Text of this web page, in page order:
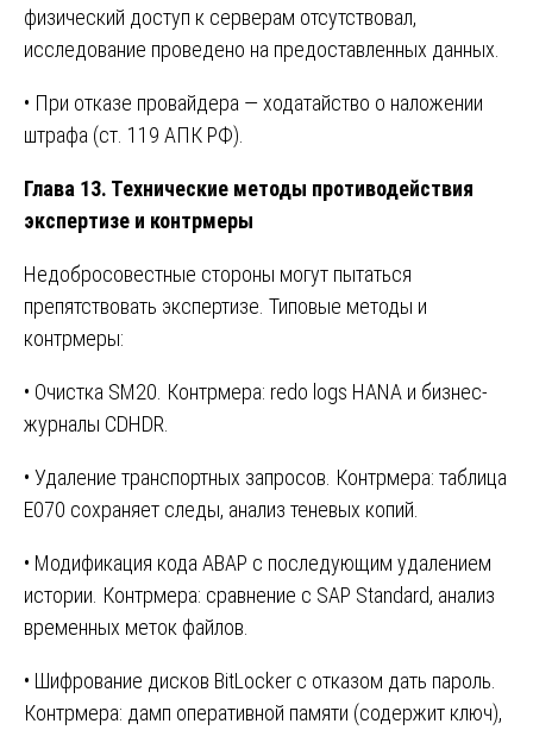
физический доступ к серверам отсутствовал,
исследование проведено на предоставленных данных.
• При отказе провайдера — ходатайство о наложении
штрафа (ст. 119 АПК РФ).
Глава 13. Технические методы противодействия
экспертизе и контрмеры
Недобросовестные стороны могут пытаться
препятствовать экспертизе. Типовые методы и
контрмеры:
• Очистка SM20. Контрмера: redo logs HANA и бизнес-
журналы CDHDR.
• Удаление транспортных запросов. Контрмера: таблица
E070 сохраняет следы, анализ теневых копий.
• Модификация кода ABAP с последующим удалением
истории. Контрмера: сравнение с SAP Standard, анализ
временных меток файлов.
• Шифрование дисков BitLocker с отказом дать пароль.
Контрмера: дамп оперативной памяти (содержит ключ),